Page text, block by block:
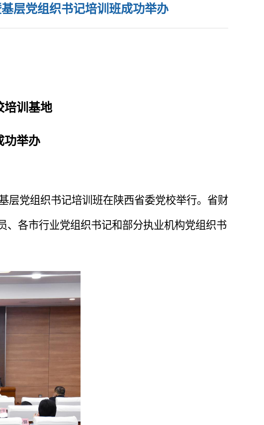
层党组织书记培训班成功举办
培训基地
功举办
层党组织书记培训班在陕西省委党校举行。省财
各市行业党组织书记和部分执业机构党组织书